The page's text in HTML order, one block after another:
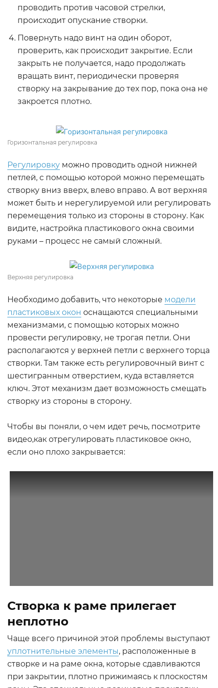
проводить против часовой стрелки,
происходит опускание створки.
Повернуть надо винт на один оборот,
проверить, как происходит закрытие. Если
закрыть не получается, надо продолжать
вращать винт, периодически проверяя
створку на закрывание до тех пор, пока она не
закроется плотно.
Горизонтальная регулировка
Регулировку можно проводить одной нижней
петлей, с помощью которой можно перемещать
створку вниз вверх, влево вправо. А вот верхняя
может быть и нерегулируемой или регулировать
перемещения только из стороны в сторону. Как
видите, настройка пластикового окна своими
руками – процесс не самый сложный.
Верхняя регулировка
Необходимо добавить, что некоторые модели
пластиковых окон оснащаются специальными
механизмами, с помощью которых можно
провести регулировку, не трогая петли. Они
располагаются у верхней петли с верхнего торца
створки. Там также есть регулировочный винт с
шестигранным отверстием, куда вставляется
ключ. Этот механизм дает возможность смещать
створку из стороны в сторону.
Чтобы вы поняли, о чем идет речь, посмотрите
видео,как отрегулировать пластиковое окно,
если оно плохо закрывается:
Створка к раме прилегает
неплотно
Чаще всего причиной этой проблемы выступают
уплотнительные элементы, расположенные в
створке и на раме окна, которые сдавливаются
при закрытии, плотно прижимаясь к плоскостям